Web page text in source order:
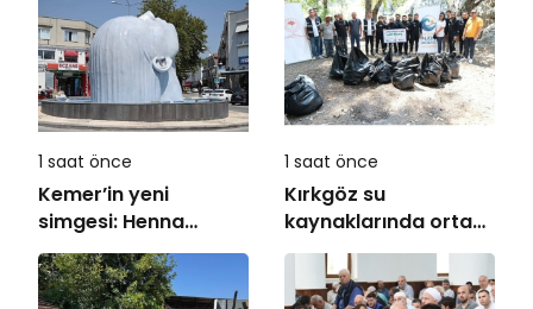
1 saat önce
Kemer’in yeni
simgesi: Henna
Heykeli
1 saat önce
Kırkgöz su
kaynaklarında ortak
koruma seferberliği